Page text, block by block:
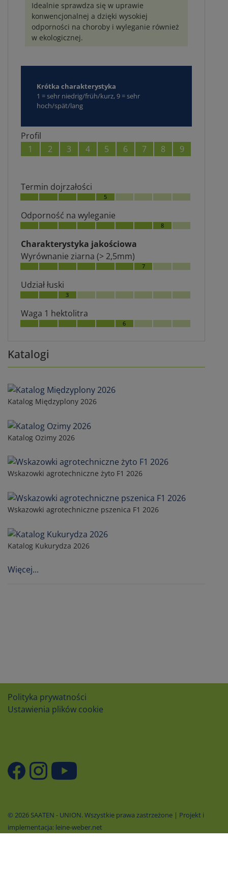
Katalogi
Katalog Międzyplony 2026
Katalog Ozimy 2026
Wskazowki agrotechniczne żyto F1 2026
Wskazowki agrotechniczne pszenica F1 2026
Katalog Kukurydza 2026
Więcej...
Idealnie sprawdza się w uprawie
konwencjonalnej a dzięki wysokiej
odporności na choroby i wyleganie również
w ekologicznej.
Krótka charakterystyka
1 = sehr niedrig/früh/kurz, 9 = sehr
hoch/spät/lang
Profil
1
2 3 4 5 6 7 8 9
Termin dojrzałości
5
Odporność na wyleganie
8
Charakterystyka jakościowa
Wyrównanie ziarna (> 2,5mm)
7
Udział łuski
3
Waga 1 hektolitra
6
Polityka prywatności
Ustawienia plików cookie
© 2026 SAATEN - UNION. Wszystkie prawa zastrzeżone | Projekt i
implementacja: leine-weber.net